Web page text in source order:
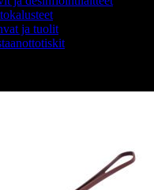
ja tuolit